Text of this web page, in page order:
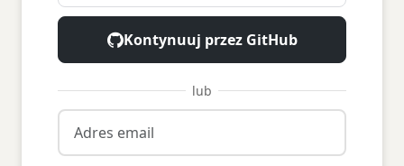
Kontynuuj przez GitHub
lub